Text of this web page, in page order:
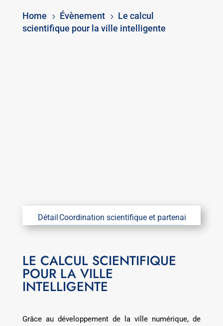
Home 5 Évènement 5 Le calcul
scientifique pour la ville intelligente
Détail Coordination scientifique et partenaires
LE CALCUL SCIENTIFIQUE
POUR LA VILLE
INTELLIGENTE
Grâce au développement de la ville numérique, de